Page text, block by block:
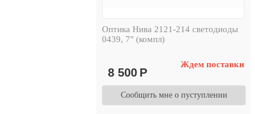
Оптика Нива 2121-214 светодиоды
0439, 7" (компл)
8 500 Р
Ждем поставки
Сообщить мне о пуступлении